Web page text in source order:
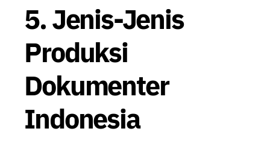
5. Jenis-Jenis
Produksi
Dokumenter
Indonesia